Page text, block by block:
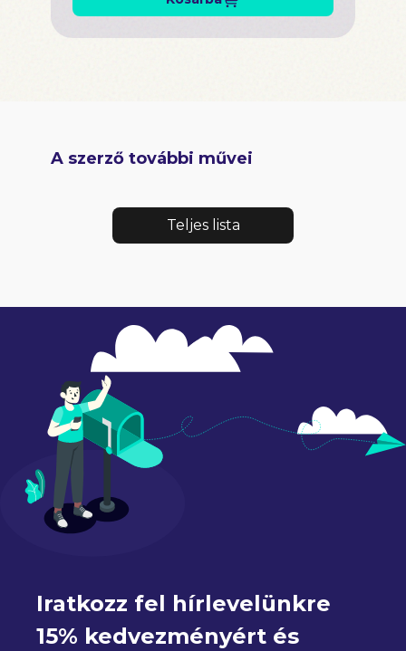
A szerző további művei
Teljes lista
Iratkozz fel hírlevelünkre
15% kedvezményért és